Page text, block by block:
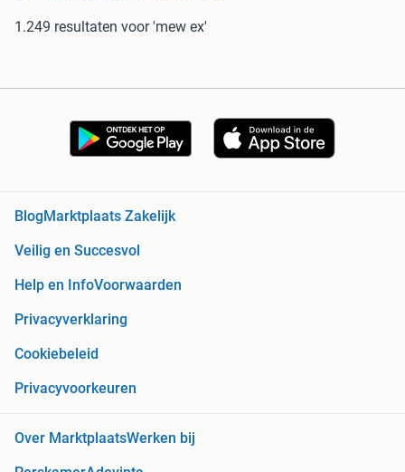
1.249 resultaten voor 'mew ex'
BlogMarktplaats Zakelijk
Veilig en Succesvol
Help en InfoVoorwaarden
Privacyverklaring
Cookiebeleid
Privacyvoorkeuren
Over MarktplaatsWerken bij